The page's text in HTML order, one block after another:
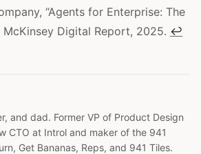
“Agents for Enterprise: The
McKinsey Digital Report, 2025. ↩
and dad. Former VP of Product Design
CTO at Introl and maker of the 941
Get Bananas, Reps, and 941 Tiles.